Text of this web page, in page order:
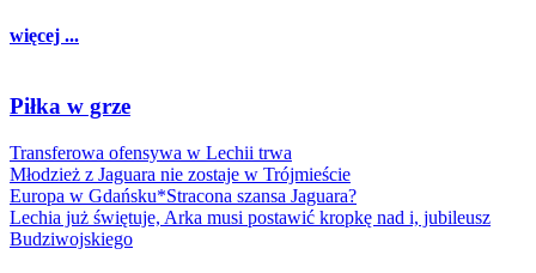
więcej ...
Piłka w grze
Transferowa ofensywa w Lechii trwa
Młodzież z Jaguara nie zostaje w Trójmieście
Europa w Gdańsku*Stracona szansa Jaguara?
Lechia już świętuje, Arka musi postawić kropkę nad i, jubileusz
Budziwojskiego